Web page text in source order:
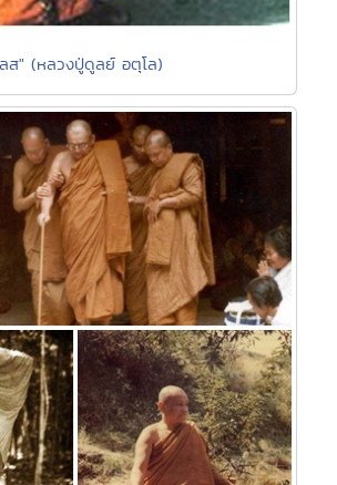
ส" (หลวงปู่ดูลย์ อตุโล)